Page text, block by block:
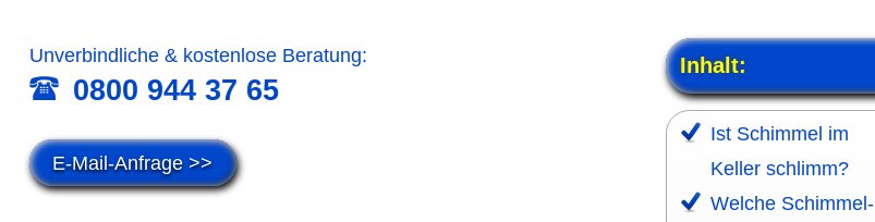
Unver­bind­liche & kosten­lose Beratung:
0800 944 37 65
E-Mail-Anfrage >>
Inhalt:
Ist Schim­mel im
Keller schlimm?
Welche Schim­mel­